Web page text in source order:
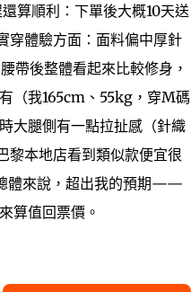
算順利：下單後大概10天送
穿體驗方面：面料偏中厚針
帶後整體看起來比較修身，
（我165cm、55kg，穿M碼
大腿側有一點拉扯感（針織
黎本地店看到類似款便宜很
體來說，超出我的預期——
算值回票價。